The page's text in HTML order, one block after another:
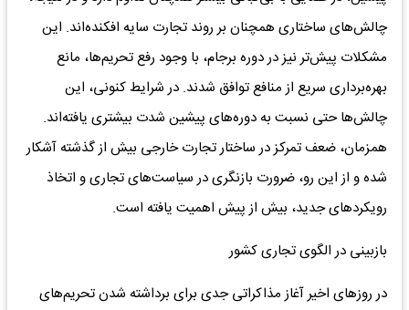
چالش‌های ساختاری همچنان بر روند تجارت سایه افکنده‌اند. این
مشکلات پیش‌تر نیز در دوره برجام، با وجود رفع تحریم‌ها، مانع
بهره‌برداری سریع از منافع توافق شدند. در شرایط کنونی، این
چالش‌ها حتی نسبت به دوره‌های پیشین شدت بیشتری یافته‌اند.
همزمان، ضعف تمرکز در ساختار تجارت خارجی بیش از گذشته آشکار
شده و از این رو، ضرورت بازنگری در سیاست‌های تجاری و اتخاذ
رویکردهای جدید، بیش از پیش اهمیت یافته است.
بازبینی در الگوی تجاری کشور
در روزهای اخیر آغاز مذاکراتی جدی برای برداشته شدن تحریم‌های